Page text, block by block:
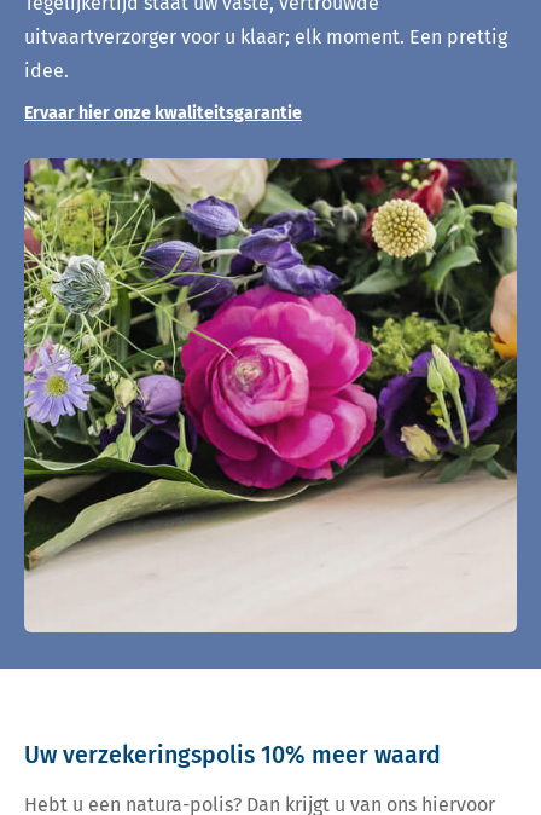
uitvaartverzorger voor u klaar; elk moment. Een prettig
idee.
Ervaar hier onze kwaliteitsgarantie
Uw verzekeringspolis 10% meer waard
Hebt u een natura-polis? Dan krijgt u van ons hiervoor